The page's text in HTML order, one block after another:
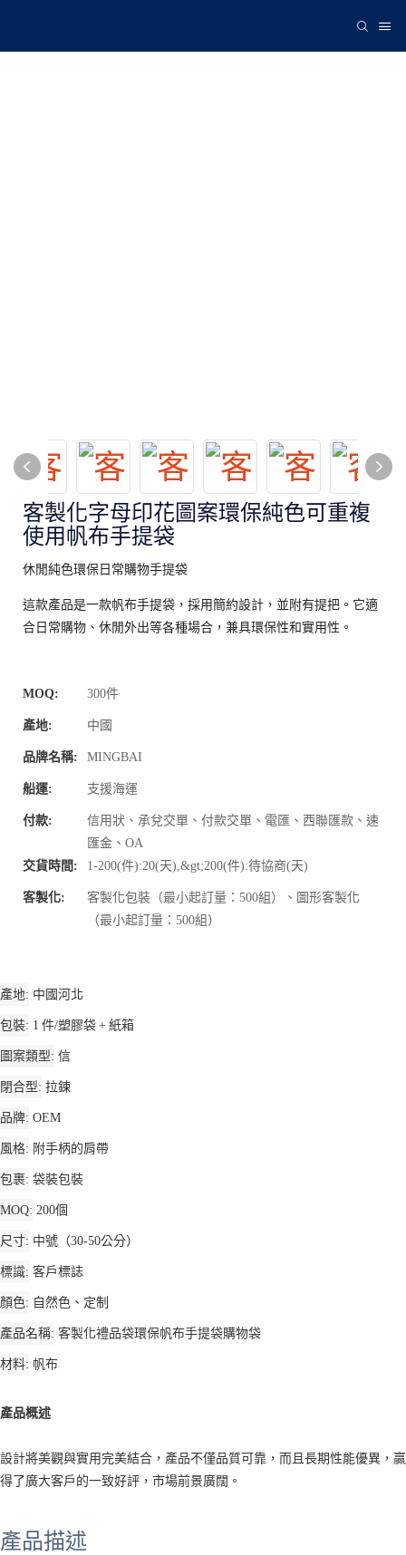
客製化字母印花圖案環保純色可重複
使用帆布手提袋
休閒純色環保日常購物手提袋
這款產品是一款帆布手提袋，採用簡約設計，並附有提把。它適
合日常購物、休閒外出等各種場合，兼具環保性和實用性。
MOQ: 300件
產地: 中國
品牌名稱: MINGBAI
船運: 支援海運
付款:
信用狀、承兌交單、付款交單、電匯、西聯匯款、速
匯金、OA
交貨時間:
1-200(件):20(天),&gt;200(件):待協商(天)
客製化:
客製化包裝（最小起訂量：500組）、圖形客製化
（最小起訂量：500組）
產地 中國河北
包裝 1 件/塑膠袋 + 紙箱
圖案類型 信
閉合型 拉鍊
品牌 OEM
風格 附手柄的肩帶
包裹 袋裝包裝
MOQ 200個
尺寸 中號（30-50公分）
標識 客戶標誌
顏色 自然色、定制
產品名稱 客製化禮品袋環保帆布手提袋購物袋
材料 帆布
產品概述
設計將美觀與實用完美結合，產品不僅品質可靠，而且長期性能優異，贏
得了廣大客戶的一致好評，市場前景廣闊。
產品描述